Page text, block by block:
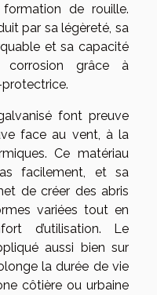
de rouille.
par sa légèreté, sa
et sa capacité
grâce à
font preuve
face au vent, à la
Ce matériau
facilement, et sa
de créer des abris
variées tout en
d’utilisation. Le
aussi bien sur
la durée de vie
côtière ou urbaine